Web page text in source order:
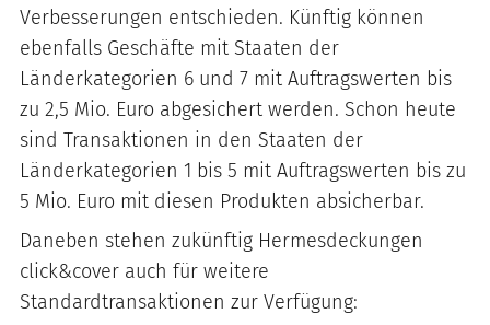
Verbesserungen entschieden. Künftig können
ebenfalls Geschäfte mit Staaten der
Länderkategorien 6 und 7 mit Auftragswerten bis
zu 2,5 Mio. Euro abgesichert werden. Schon heute
sind Transaktionen in den Staaten der
Länderkategorien 1 bis 5 mit Auftragswerten bis zu
5 Mio. Euro mit diesen Produkten absicherbar.
Daneben stehen zukünftig Hermesdeckungen
click&cover auch für weitere
Standardtransaktionen zur Verfügung: